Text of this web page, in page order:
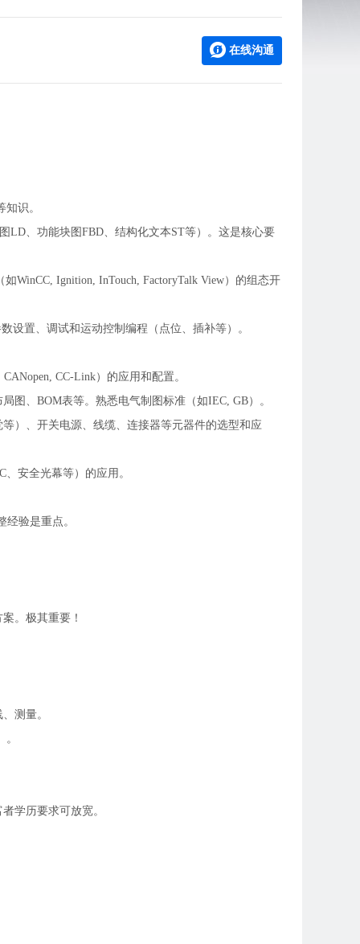
在线沟通
识。
LD、功能块图FBD、结构化文本ST等）。这是核心要
WinCC, Ignition, InTouch, FactoryTalk View）的组态开
设置、调试和运动控制编程（点位、插补等）。
CC-Link）的应用和配置。
图、BOM表等。熟悉电气制图标准（如IEC, GB）。
）、开关电源、线缆、连接器等元器件的选型和应
安全光幕等）的应用。
验是重点。
。极其重要！
测量。
学历要求可放宽。